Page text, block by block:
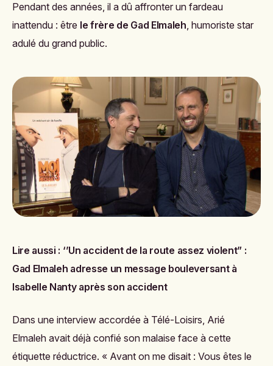
Pendant des années, il a dû affronter un fardeau
inattendu : être le frère de Gad Elmaleh, humoriste star
adulé du grand public.
Lire aussi : ‘’Un accident de la route assez violent” :
Gad Elmaleh adresse un message bouleversant à
Isabelle Nanty après son accident
Dans une interview accordée à Télé-Loisirs , Arié
Elmaleh avait déjà confié son malaise face à cette
étiquette réductrice. « Avant on me disait : Vous êtes le